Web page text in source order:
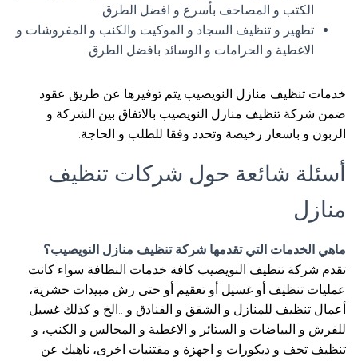
الكتب و المصاحف بأسرع و افضل الطرق.
تطهير و تنظيف السجاد و الموكيت والكنب و المفروشات و
الاغطية و الحرامات و الوسائد بافضل الطرق.
خدمات تنظيف منازل النويصيب يتم توفيرها عن طريق عقود
ضمن شركة تنظيف منازل النويصيب بالاتفاق بين الشركة و
الزبون و باسعار رخيصة وتحدد وفقا للطلب و الحاجة.
أسئلة شائعة حول شركات تنظيف
منازل
ماهي الخدمات التي تقدمها شركة تنظيف منازل النويصيب؟
تقدم شركة تنظيف النويصيب كافة خدمات النظافة سواء كانت
عمليات تنظيف أو غسيل أو تعقيم أو حتى رش مبيدات حشرية،
أعمال تنظيف للمنازل و الشقق و الفنادق و ..الخ و كذلك غسيل
للفرش و البياضات و الستائر و الاغطية و المجالس و الكنب، و
تنظيف تحف و ديكورات و اجهزة و مقتنيات اخرى، ناهيك عن